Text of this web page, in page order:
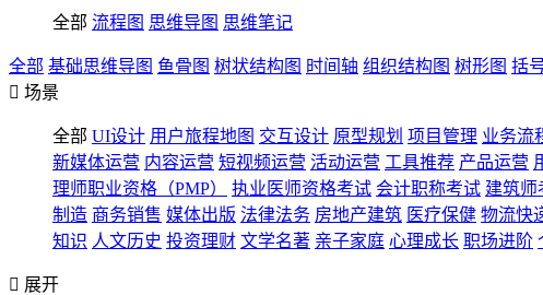
全部 流程图 思维导图 思维笔记
全部 基础思维导图 鱼骨图 树状结构图 时间轴 组织结构图 树形图 括
 场景
全部 UI设计 用户旅程地图 交互设计 原型规划 项目管理 业务流
新媒体运营 内容运营 短视频运营 活动运营 工具推荐 产品运营
理师职业资格（PMP）
执业医师资格考试 会计职称考试 建筑师
制造 商务销售 媒体出版 法律法务 房地产建筑 医疗保健 物流快
知识 人文历史 投资理财 文学名著 亲子家庭 心理成长 职场进阶
 展开